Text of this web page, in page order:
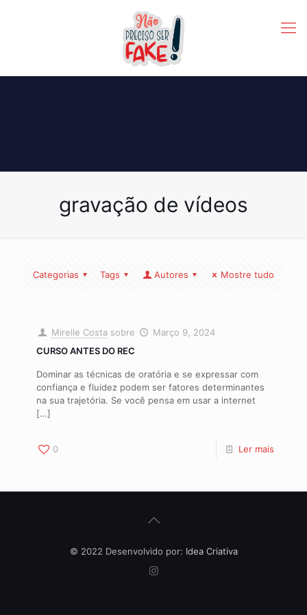
gravação de vídeos
Categorias Tags Autores Mostre tudo
Mirelle Costa sobre
Março 9, 2024
CURSO ANTES DO REC
Dominar as técnicas de oratória e se expressar com
confiança e fluidez podem ser fatores determinantes
na sua trajetória. Se você pensa em usar a internet
[…]
0 Ler mais
© 2022 Desenvolvido por: Idea Criativa